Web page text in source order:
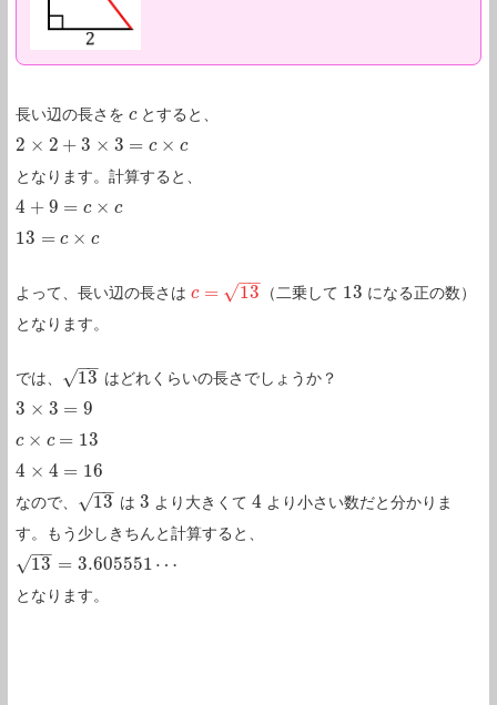
長い辺の長さを c
cとすると、
2 × 2 + 3 × 3 = c × c
2 ×2 +3 ×3 =c ×c
となります。計算すると、
4 + 9 = c × c
4 +9=c ×c
13 = c × c
13= c× c
よって、長い辺の長さは c = 13
−−
√
c=13 （二乗して 13
13 になる正の数）
となります。
では、 13
−−
√
13 はどれくらいの長さでしょうか？
3 × 3 = 9
3 ×3 =9
c × c = 13
c×c =13
4 × 4 = 16
4 ×4 =16
なので、
13
−−
√
13 は 3
3 より大きくて 4
4 より小さい数だと分かりま
す。もう少しきちんと計算すると、
13
−−
√ = 3.605551 ⋯
13=3.605551⋯
となります。